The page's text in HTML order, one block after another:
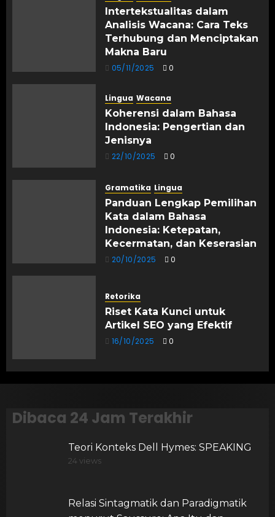
Intertekstualitas dalam
Analisis Wacana: Cara Teks
Terhubung dan Menciptakan
Makna Baru
05/11/2025 0
Lingua Wacana
Koherensi dalam Bahasa
Indonesia: Pengertian dan
Jenisnya
22/10/2025 0
Gramatika Lingua
Panduan Lengkap Pemilihan
Kata dalam Bahasa
Indonesia: Ketepatan,
Kecermatan, dan Keserasian
20/10/2025 0
Retorika
Riset Kata Kunci untuk
Artikel SEO yang Efektif
16/10/2025 0
Dibaca 24 Jam Terakhir
Teori Konteks Dell Hymes: SPEAKING
24 views
Relasi Sintagmatik dan Paradigmatik